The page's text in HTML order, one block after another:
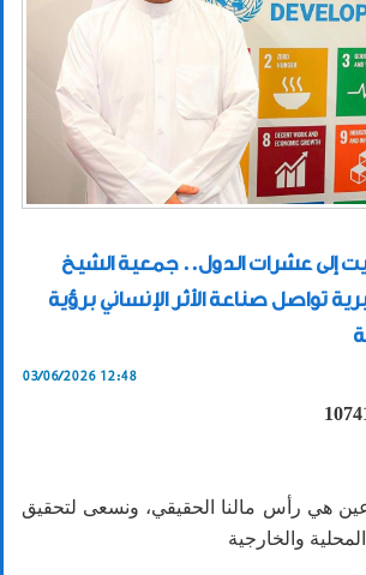
إلى عشرات الدول.. جمعية الشيخ
تواصل صناعة الأثر الإنساني برؤية
03/06/2026 12:48
هي رأس مالنا الحقيقي، ونسعى لتحقيق
والخارجية